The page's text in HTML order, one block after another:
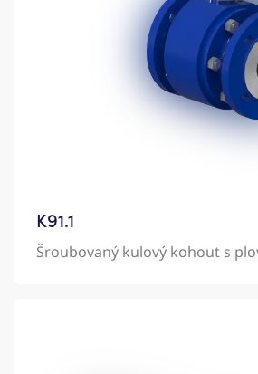
K91.1
Šroubovaný kulový kohout s